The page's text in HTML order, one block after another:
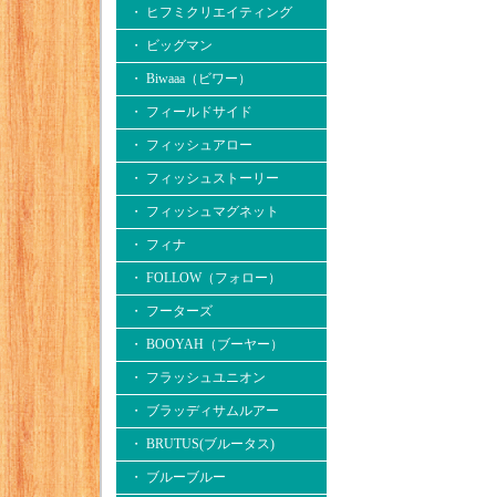
・ ヒフミクリエイティング
・ ビッグマン
・ Biwaaa（ビワー）
・ フィールドサイド
・ フィッシュアロー
・ フィッシュストーリー
・ フィッシュマグネット
・ フィナ
・ FOLLOW（フォロー）
・ フーターズ
・ BOOYAH（ブーヤー）
・ フラッシュユニオン
・ ブラッディサムルアー
・ BRUTUS(ブルータス)
・ ブルーブルー